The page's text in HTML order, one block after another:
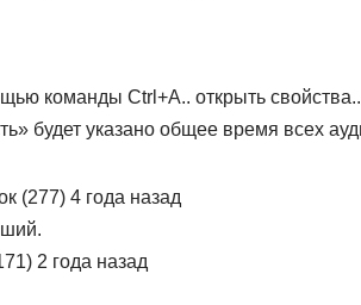
команды Ctrl+A.. открыть
будет указано общее время всех
(277) 4 года назад
2 года назад